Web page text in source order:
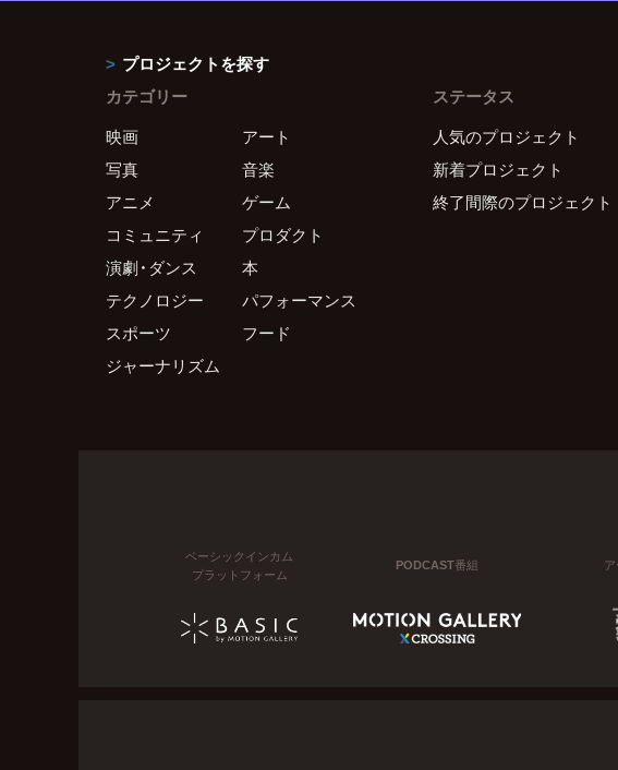
プロジェクトを探す
カテゴリー
映画
アート
写真
音楽
アニメ
ゲーム
コミュニティ
プロダクト
演劇・ダンス
本
テクノロジー
パフォーマンス
スポーツ
フード
ジャーナリズム
ステータス
人気のプロジェクト
新着プロジェクト
終了間際のプロジェクト
ベーシックインカム
プラットフォーム
PODCAST番組